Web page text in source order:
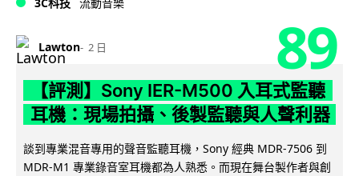
3C科技 流動音樂
Lawton 2 日 89
【評測】Sony IER-M500 入耳式監聽
耳機：現場拍攝、後製監聽與人聲利器
談到專業混音專用的聲音監聽耳機，Sony 經典 MDR-7506 到
MDR-M1 專業錄音室耳機都為人熟悉。而現在舞台製作者與創